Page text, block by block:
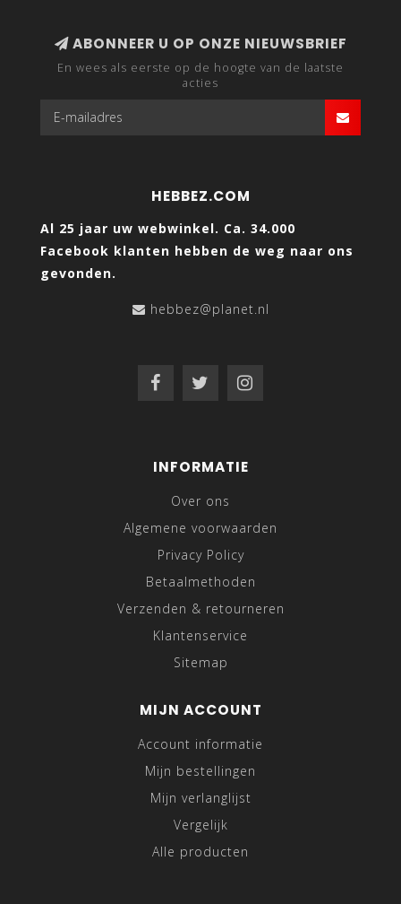
ABONNEER U OP ONZE NIEUWSBRIEF
En wees als eerste op de hoogte van de laatste
acties
HEBBEZ.COM
Al 25 jaar uw webwinkel. Ca. 34.000
Facebook klanten hebben de weg naar ons
gevonden.
hebbez@planet.nl
INFORMATIE
Over ons
Algemene voorwaarden
Privacy Policy
Betaalmethoden
Verzenden & retourneren
Klantenservice
Sitemap
MIJN ACCOUNT
Account informatie
Mijn bestellingen
Mijn verlanglijst
Vergelijk
Alle producten